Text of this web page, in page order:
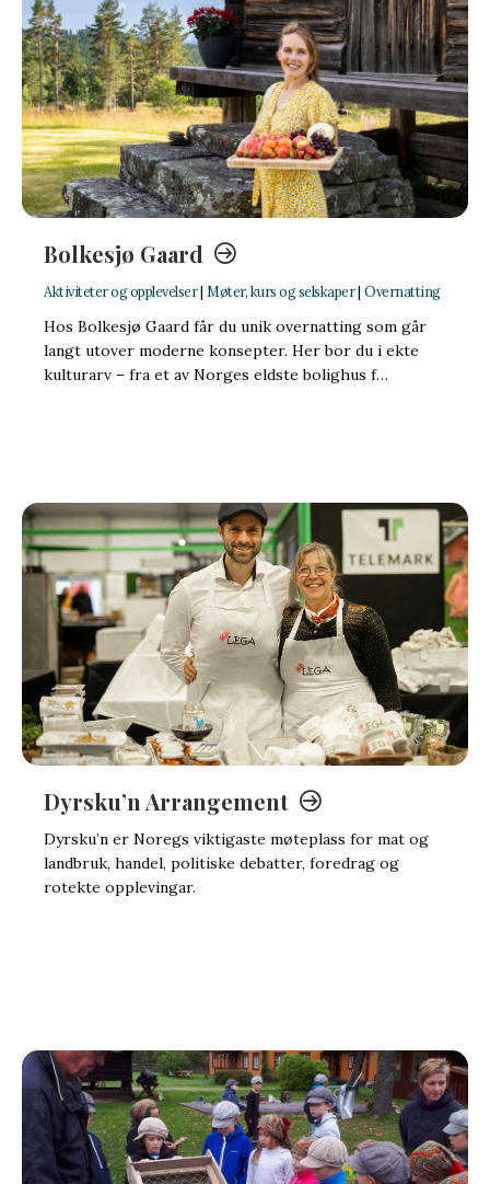
Bolkesjø Gaard
Aktiviteter og opplevelser| Møter, kurs og selskaper| Overnatting
Hos Bolkesjø Gaard får du unik overnatting som går
langt utover moderne konsepter. Her bor du i ekte
kulturarv – fra et av Norges eldste bolighus f…
Dyrsku’n Arrangement
Dyrsku’n er Noregs viktigaste møteplass for mat og
landbruk, handel, politiske debatter, foredrag og
rotekte opplevingar.